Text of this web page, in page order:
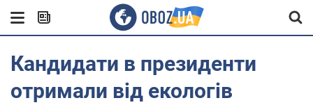
Кандидати в президенти
отримали від екологів